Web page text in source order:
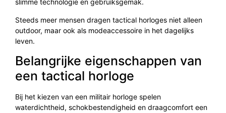
slimme technologie en gebruiksgemak.
Steeds meer mensen dragen tactical horloges niet alleen
outdoor, maar ook als modeaccessoire in het dagelijks
leven.
Belangrijke eigenschappen van
een tactical horloge
Bij het kiezen van een militair horloge spelen
waterdichtheid, schokbestendigheid en draagcomfort een